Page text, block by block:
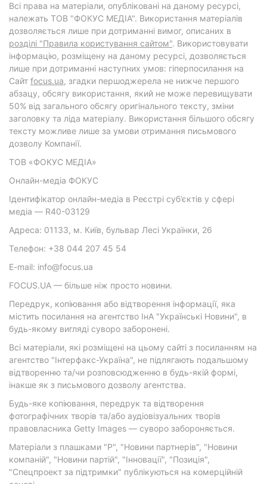
Всі права на матеріали, опубліковані на даному ресурсі,
належать ТОВ "ФОКУС МЕДІА". Використання матеріалів
дозволяється лише при дотриманні вимог, описаних в
розділі "Правила користування сайтом". Використовувати
інформацію, розміщену на даному ресурсі, дозволяється
лише при дотриманні наступних умов: гіперпосилання на
Cайт focus.ua, згадки першоджерела не нижче першого
абзацу, обсягу використання, який не може перевищувати
50% від загального обсягу оригінального тексту, зміни
заголовку та ліда матеріалу. Використання більшого обсягу
тексту можливе лише за умови отримання письмового
дозволу Компанії.
ТОВ «ФОКУС МЕДІА»
Онлайн-медіа ФОКУС
Ідентифікатор онлайн-медіа в Реєстрі суб’єктів у сфері
медіа — R40-03129
Адреса: 01133, м. Київ, бульвар Лесі Українки, 26
Телефон: +38 044 207 45 54
E-mail: info@focus.ua
FOCUS.UA — більше ніж просто новини.
Передрук, копіювання або відтворення інформації, яка
містить посилання на агентство ІнА "Українські Новини", в
будь-якому вигляді суворо заборонені.
Всі матеріали, які розміщені на цьому сайті з посиланням на
агентство "Інтерфакс-Україна", не підлягають подальшому
відтворенню та/чи розповсюдженню в будь-якій формі,
інакше як з письмового дозволу агентства.
Будь-яке копіювання, передрук та відтворення
фотографічних творів та/або аудіовізуальних творів
правовласника Getty Images — суворо забороняється.
Матеріали з плашками "Р", "Новини партнерів", "Новини
компаній", "Новини партій", "Інновації", "Позиція",
"Спецпроект за підтримки" публікуються на комерційній